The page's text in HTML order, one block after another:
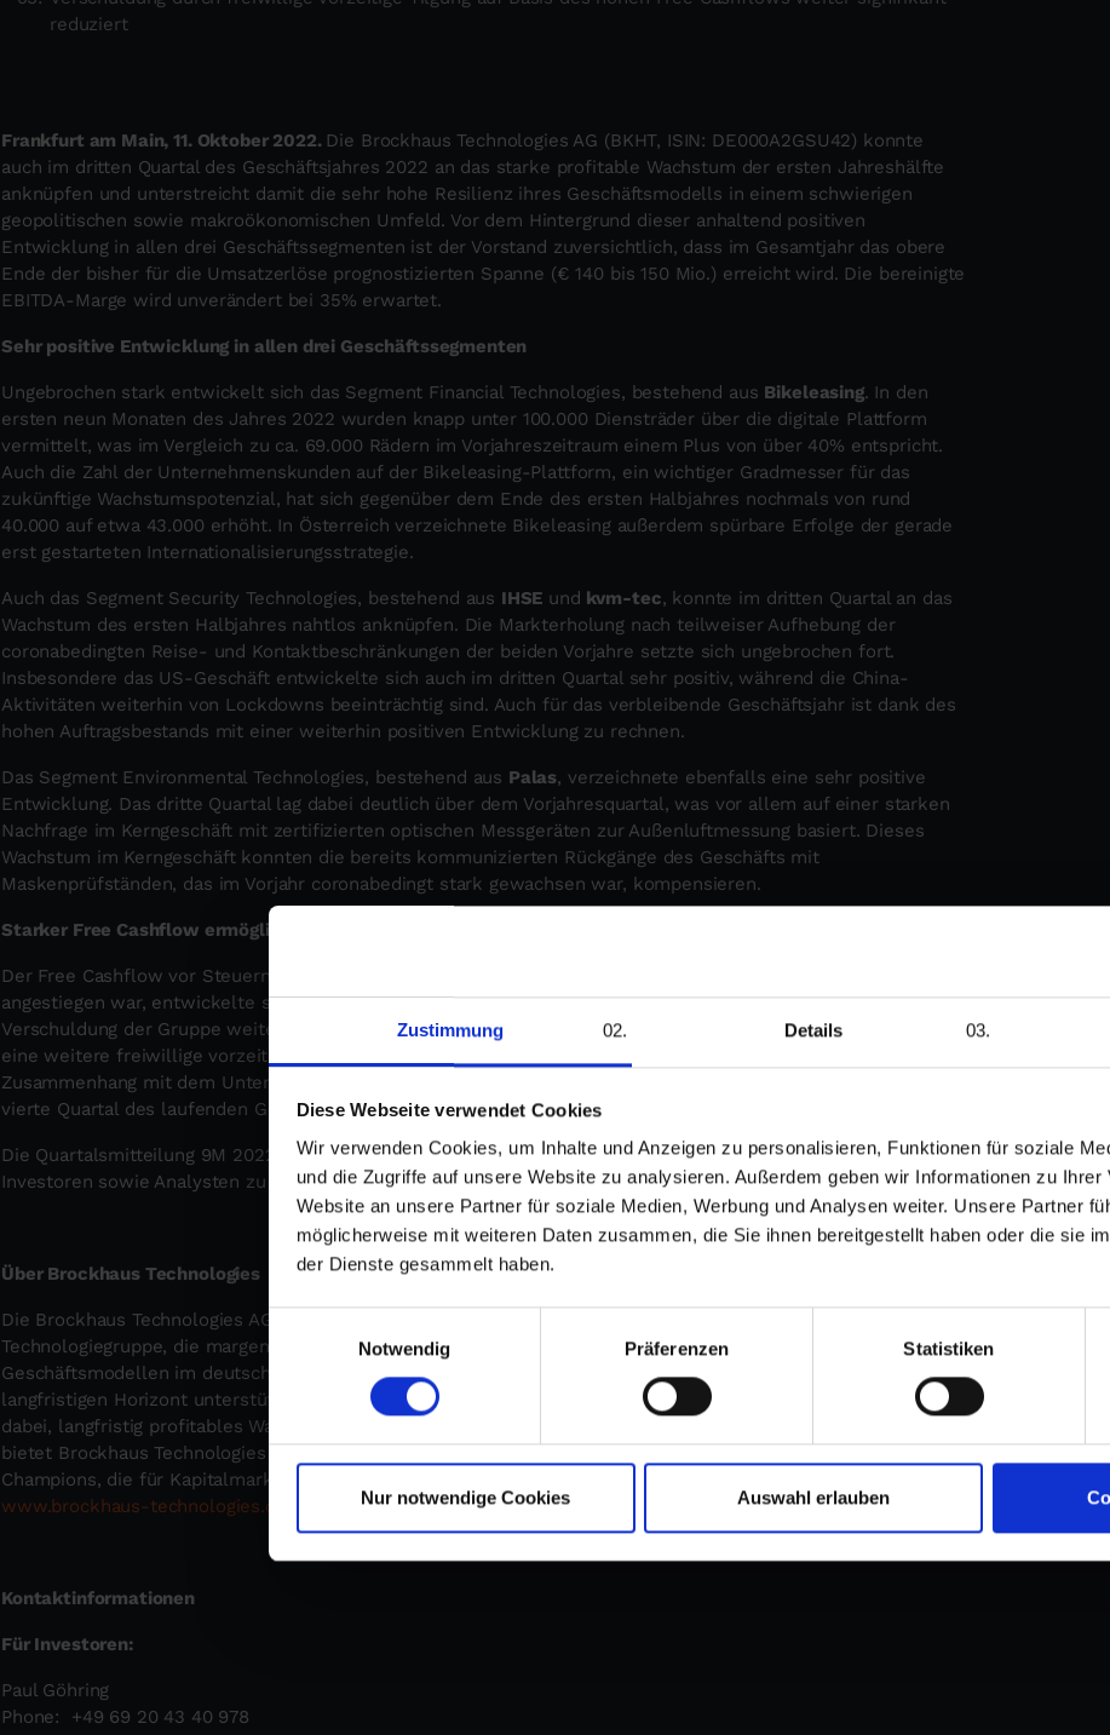
Zustimmung Details
Diese Webseite verwendet Cookies
Wir verwenden Cookies, um Inhalte und Anzeigen zu personalisieren, Funktionen für soziale
und die Zugriffe auf unsere Website zu analysieren. Außerdem geben wir Informationen zu Ihrer
Website an unsere Partner für soziale Medien, Werbung und Analysen weiter. Unsere Partner
möglicherweise mit weiteren Daten zusammen, die Sie ihnen bereitgestellt haben oder die sie
der Dienste gesammelt haben.
Einwilligungsauswahl
Notwendig
Präferenzen Statistiken
Nur notwendige Cookies Auswahl erlauben
reduziert
Frankfurt am Main, 11. Oktober 2022. Die Brockhaus Technologies AG (BKHT, ISIN: DE000A2GSU42) konnte
auch im dritten Quartal des Geschäftsjahres 2022 an das starke profitable Wachstum der ersten Jahreshälfte
anknüpfen und unterstreicht damit die sehr hohe Resilienz ihres Geschäftsmodells in einem schwierigen
geopolitischen sowie makroökonomischen Umfeld. Vor dem Hintergrund dieser anhaltend positiven
Entwicklung in allen drei Geschäftssegmenten ist der Vorstand zuversichtlich, dass im Gesamtjahr das obere
Ende der bisher für die Umsatzerlöse prognostizierten Spanne (€ 140 bis 150 Mio.) erreicht wird. Die bereinigte
EBITDA-Marge wird unverändert bei 35% erwartet.
Sehr positive Entwicklung in allen drei Geschäftssegmenten
Ungebrochen stark entwickelt sich das Segment Financial Technologies, bestehend aus Bikeleasing. In den
ersten neun Monaten des Jahres 2022 wurden knapp unter 100.000 Diensträder über die digitale Plattform
vermittelt, was im Vergleich zu ca. 69.000 Rädern im Vorjahreszeitraum einem Plus von über 40% entspricht.
Auch die Zahl der Unternehmenskunden auf der Bikeleasing-Plattform, ein wichtiger Gradmesser für das
zukünftige Wachstumspotenzial, hat sich gegenüber dem Ende des ersten Halbjahres nochmals von rund
40.000 auf etwa 43.000 erhöht. In Österreich verzeichnete Bikeleasing außerdem spürbare Erfolge der gerade
erst gestarteten Internationalisierungsstrategie.
Auch das Segment Security Technologies, bestehend aus IHSE und kvm-tec, konnte im dritten Quartal an das
Wachstum des ersten Halbjahres nahtlos anknüpfen. Die Markterholung nach teilweiser Aufhebung der
coronabedingten Reise- und Kontaktbeschränkungen der beiden Vorjahre setzte sich ungebrochen fort.
Insbesondere das US-Geschäft entwickelte sich auch im dritten Quartal sehr positiv, während die China-
Aktivitäten weiterhin von Lockdowns beeinträchtig sind. Auch für das verbleibende Geschäftsjahr ist dank des
hohen Auftragsbestands mit einer weiterhin positiven Entwicklung zu rechnen.
Das Segment Environmental Technologies, bestehend aus Palas, verzeichnete ebenfalls eine sehr positive
Entwicklung. Das dritte Quartal lag dabei deutlich über dem Vorjahresquartal, was vor allem auf einer starken
Nachfrage im Kerngeschäft mit zertifizierten optischen Messgeräten zur Außenluftmessung basiert. Dieses
Wachstum im Kerngeschäft konnten die bereits kommunizierten Rückgänge des Geschäfts mit
Maskenprüfständen, das im Vorjahr coronabedingt stark gewachsen war, kompensieren.
Starker Free Cashflow ermöglicht signifikante Reduktion der Verschuldung
Der Free Cashflow vor Steuern, der bereits im ersten Halbjahr 2022 stark von € 1,7 Mio. auf € 16,0 Mio.
angestiegen war, entwickelte sich auch im dritten Quartal weiterhin positiv. Auf der Basis konnte die
Verschuldung der Gruppe weiter signifikant reduziert werden. So konnte allein Bikeleasing im dritten Quartal
eine weitere freiwillige vorzeitige Tilgung von rund € 15 Mio. auf eines der Akquisitionsdarlehen im
Zusammenhang mit dem Unternehmenserwerb aus November 2021 leisten. Weitere Tilgungen sind für das
vierte Quartal des laufenden Geschäftsjahres geplant.
Die Quartalsmitteilung 9M 2022 wird am 14. November 2022 veröffentlicht. Wie üblich lädt die Gesellschaft
Investoren sowie Analysten zu einem Earnings Call am gleichen Tag ein.
Über Brockhaus Technologies
Die Brockhaus Technologies AG (BKHT, ISIN: DE000A2GSU42) mit Sitz in Frankfurt am Main ist eine
Technologiegruppe, die margen- und wachstumsstarke Technologie- und Innovations-Champions mit B2B-
Geschäftsmodellen im deutschen Mittelstand akquiriert. Mit einem einzigartigen Plattformansatz und einem
langfristigen Horizont unterstützt Brockhaus Technologies ihre Tochtergesellschaften aktiv und strategisch
dabei, langfristig profitables Wachstum über Branchen- und Ländergrenzen hinweg zu erzielen. Gleichzeitig
bietet Brockhaus Technologies einen Zugang zu diesen nicht börsennotierten deutschen Technologie-
Champions, die für Kapitalmarktinvestoren ansonsten unzugänglich sind. Weitere Informationen unter
www.brockhaus-technologies.com
Kontaktinformationen
Für Investoren:
Paul Göhring
Phone: +49 69 20 43 40 978